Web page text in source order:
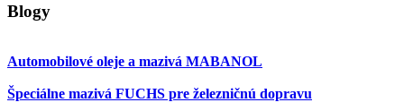
Blogy
Automobilové oleje a mazivá MABANOL
Špeciálne mazivá FUCHS pre železničnú dopravu